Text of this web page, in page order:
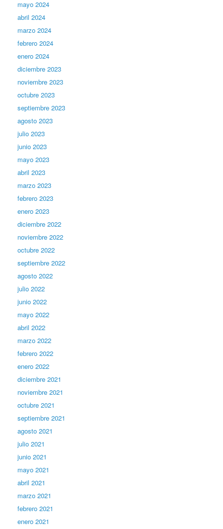
mayo 2024
abril 2024
marzo 2024
febrero 2024
enero 2024
diciembre 2023
noviembre 2023
octubre 2023
septiembre 2023
agosto 2023
julio 2023
junio 2023
mayo 2023
abril 2023
marzo 2023
febrero 2023
enero 2023
diciembre 2022
noviembre 2022
octubre 2022
septiembre 2022
agosto 2022
julio 2022
junio 2022
mayo 2022
abril 2022
marzo 2022
febrero 2022
enero 2022
diciembre 2021
noviembre 2021
octubre 2021
septiembre 2021
agosto 2021
julio 2021
junio 2021
mayo 2021
abril 2021
marzo 2021
febrero 2021
enero 2021